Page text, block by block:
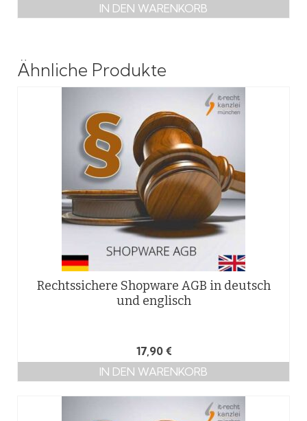
IN DEN WARENKORB
Ähnliche Produkte
Rechtssichere Shopware AGB in deutsch
und englisch
17,90 €
IN DEN WARENKORB